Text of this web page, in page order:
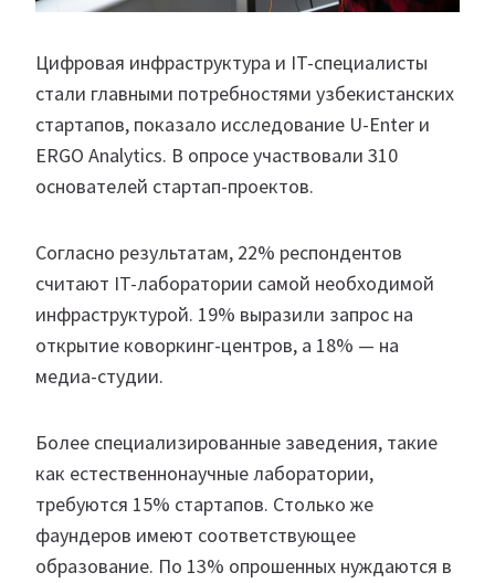
Цифровая инфраструктура и IT-специалисты
стали главными потребностями узбекистанских
стартапов, показало исследование U-Enter и
ERGO Analytics. В опросе участвовали 310
основателей стартап-проектов.
Согласно результатам, 22% респондентов
считают IT-лаборатории самой необходимой
инфраструктурой. 19% выразили запрос на
открытие коворкинг-центров, а 18% — на
медиа-студии.
Более специализированные заведения, такие
как естественнонаучные лаборатории,
требуются 15% стартапов. Столько же
фаундеров имеют соответствующее
образование. По 13% опрошенных нуждаются в